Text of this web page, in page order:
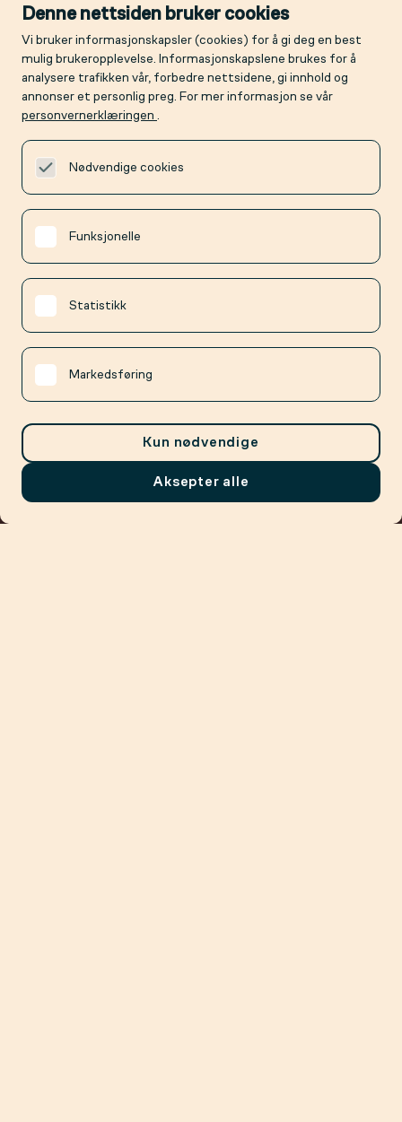
Meny
Denne nettsiden bruker cookies
Vi bruker informasjonskapsler (cookies) for å gi deg en best
mulig brukeropplevelse. Informasjonskapslene brukes for å
analysere trafikken vår, forbedre nettsidene, gi innhold og
annonser et personlig preg. For mer informasjon se vår
personvernerklæringen .
Nødvendige cookies
Funksjonelle
Statistikk
Markedsføring
Kun nødvendige
Aksepter alle